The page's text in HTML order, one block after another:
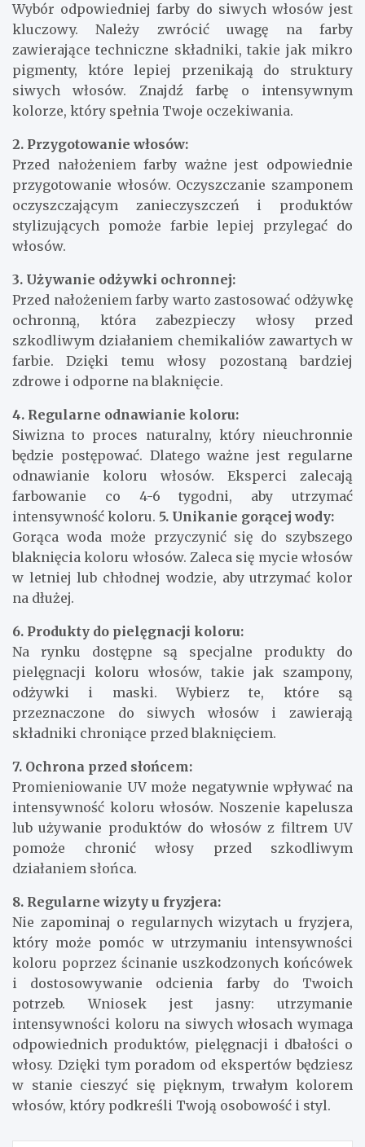
Wybór odpowiedniej farby do siwych włosów jest
kluczowy. Należy zwrócić uwagę na farby
zawierające techniczne składniki, takie jak mikro
pigmenty, które lepiej przenikają do struktury
siwych włosów. Znajdź farbę o intensywnym
kolorze, który spełnia Twoje oczekiwania.
2. Przygotowanie włosów:
Przed nałożeniem farby ważne jest odpowiednie
przygotowanie włosów. Oczyszczanie szamponem
oczyszczającym zanieczyszczeń i produktów
stylizujących pomoże farbie lepiej przylegać do
włosów.
3. Używanie odżywki ochronnej:
Przed nałożeniem farby warto zastosować odżywkę
ochronną, która zabezpieczy włosy przed
szkodliwym działaniem chemikaliów zawartych w
farbie. Dzięki temu włosy pozostaną bardziej
zdrowe i odporne na blaknięcie.
4. Regularne odnawianie koloru:
Siwizna to proces naturalny, który nieuchronnie
będzie postępować. Dlatego ważne jest regularne
odnawianie koloru włosów. Eksperci zalecają
farbowanie co 4-6 tygodni, aby utrzymać
intensywność koloru. 5. Unikanie gorącej wody:
Gorąca woda może przyczynić się do szybszego
blaknięcia koloru włosów. Zaleca się mycie włosów
w letniej lub chłodnej wodzie, aby utrzymać kolor
na dłużej.
6. Produkty do pielęgnacji koloru:
Na rynku dostępne są specjalne produkty do
pielęgnacji koloru włosów, takie jak szampony,
odżywki i maski. Wybierz te, które są
przeznaczone do siwych włosów i zawierają
składniki chroniące przed blaknięciem.
7. Ochrona przed słońcem:
Promieniowanie UV może negatywnie wpływać na
intensywność koloru włosów. Noszenie kapelusza
lub używanie produktów do włosów z filtrem UV
pomoże chronić włosy przed szkodliwym
działaniem słońca.
8. Regularne wizyty u fryzjera:
Nie zapominaj o regularnych wizytach u fryzjera,
który może pomóc w utrzymaniu intensywności
koloru poprzez ścinanie uszkodzonych końcówek
i dostosowywanie odcienia farby do Twoich
potrzeb. Wniosek jest jasny: utrzymanie
intensywności koloru na siwych włosach wymaga
odpowiednich produktów, pielęgnacji i dbałości o
włosy. Dzięki tym poradom od ekspertów będziesz
w stanie cieszyć się pięknym, trwałym kolorem
włosów, który podkreśli Twoją osobowość i styl.